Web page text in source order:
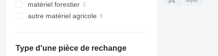
chargeurs agricoles
matériel forestier
abatteuses
autre matériel agricole
Type d'une pièce de rechange